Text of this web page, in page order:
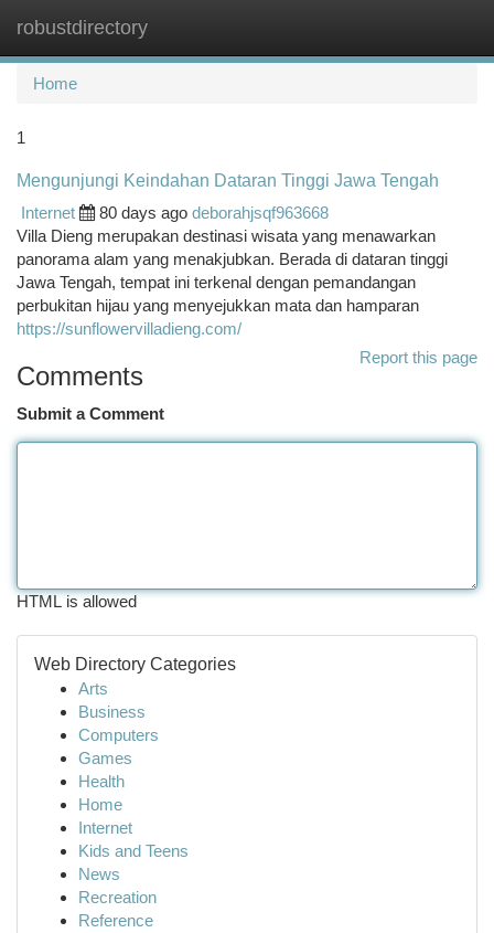
robustdirectory
Home
1
Mengunjungi Keindahan Dataran Tinggi Jawa Tengah
Internet
80 days ago deborahjsqf963668
Villa Dieng merupakan destinasi wisata yang menawarkan
panorama alam yang menakjubkan. Berada di dataran tinggi
Jawa Tengah, tempat ini terkenal dengan pemandangan
perbukitan hijau yang menyejukkan mata dan hamparan
https://sunflowervilladieng.com/
Report this page
Comments
Submit a Comment
HTML is allowed
Web Directory Categories
Arts
Business
Computers
Games
Health
Home
Internet
Kids and Teens
News
Recreation
Reference